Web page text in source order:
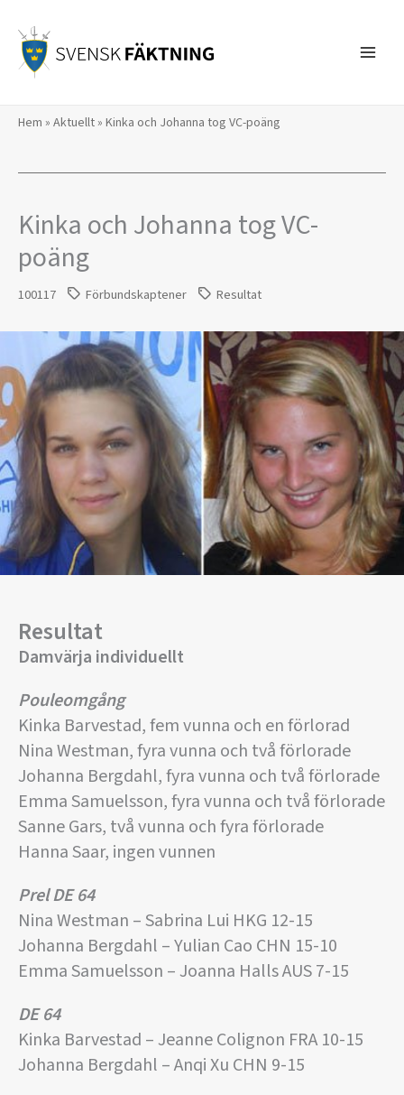
innehåll
Hem » Aktuellt» Kinka och Johanna tog VC-poäng
Kinka och Johanna tog VC-
poäng
100117 Förbundskaptener Resultat
Resultat
Damvärja individuellt
Pouleomgång
Kinka Barvestad, fem vunna och en förlorad
Nina Westman, fyra vunna och två förlorade
Johanna Bergdahl, fyra vunna och två förlorade
Emma Samuelsson, fyra vunna och två förlorade
Sanne Gars, två vunna och fyra förlorade
Hanna Saar, ingen vunnen
Prel DE 64
Nina Westman – Sabrina Lui HKG 12-15
Johanna Bergdahl – Yulian Cao CHN 15-10
Emma Samuelsson – Joanna Halls AUS 7-15
DE 64
Kinka Barvestad – Jeanne Colignon FRA 10-15
Johanna Bergdahl – Anqi Xu CHN 9-15